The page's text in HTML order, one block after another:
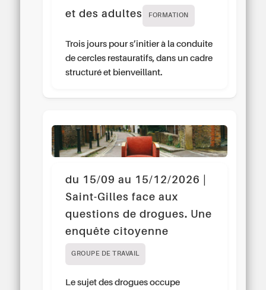
et des adultes
FORMATION
Trois jours pour s’initier à la conduite
de cercles restauratifs, dans un cadre
structuré et bienveillant.
du 15/09 au 15/12/2026 |
Saint-Gilles face aux
questions de drogues. Une
enquête citoyenne
GROUPE DE TRAVAIL
Le sujet des drogues occupe